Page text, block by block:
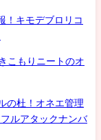
！キモデブロリコ
こもりニートのオ
の杜！オネエ管理
ルアタックナンバ